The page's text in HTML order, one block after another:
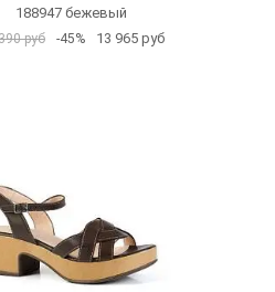
188947 бежевый
руб -45% 13 965 руб